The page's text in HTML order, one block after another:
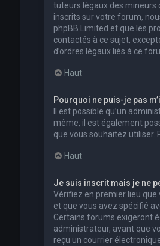
tuteurs légaux des mineurs
inscrits sur votre forum,
phpBB Limited et que les
contactés à ce sujet,
d’ordres légaux liés à ce
Haut
Pourquoi ne puis-je pas
Il est possible qu’un
même, il est également
que vous souhaitez utiliser.
Haut
Je suis inscrit mais je ne
Vérifiez en premier lieu que
et que vous avez spécifié
Certains forums exigeront
administrateur, avant que
reçu un courrier